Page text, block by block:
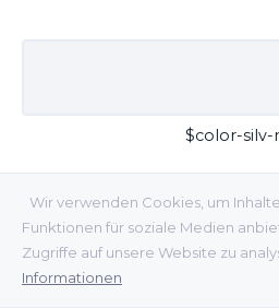
Wir verwenden Cookies, um
Funktionen für soziale Medien
Zugriffe auf unsere Website zu
Informationen
$color-silv-